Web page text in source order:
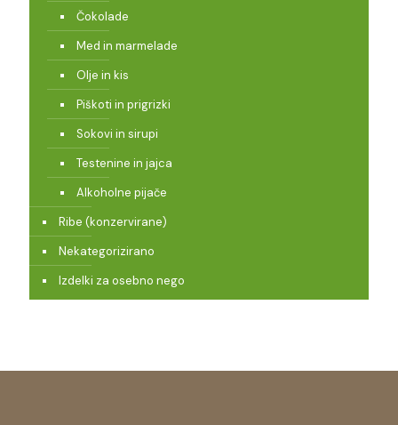
Čokolade
Med in marmelade
Olje in kis
Piškoti in prigrizki
Sokovi in sirupi
Testenine in jajca
Alkoholne pijače
Ribe (konzervirane)
Nekategorizirano
Izdelki za osebno nego